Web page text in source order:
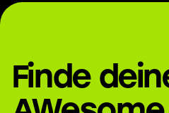
Finde